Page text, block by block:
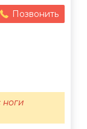
Позвонить
ноги